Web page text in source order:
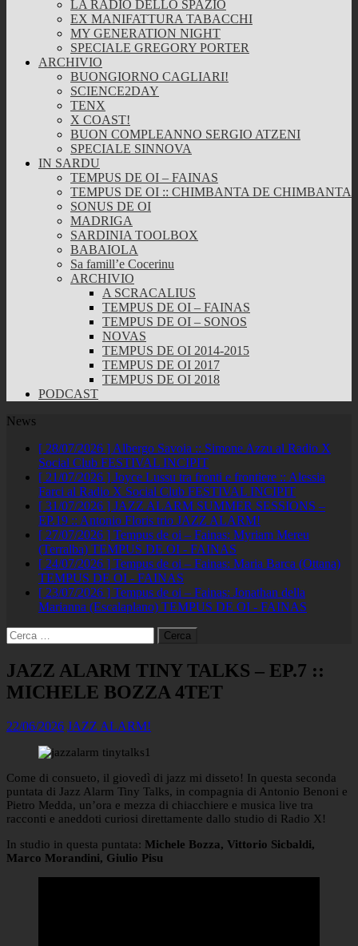
LA RADIO DELLO SPAZIO
EX MANIFATTURA TABACCHI
MY GENERATION NIGHT
SPECIALE GREGORY PORTER
ARCHIVIO
BUONGIORNO CAGLIARI!
SCIENCE2DAY
TENX
X COAST!
BUON COMPLEANNO SERGIO ATZENI
SPECIALE SINNOVA
IN SARDU
TEMPUS DE OI – FAINAS
TEMPUS DE OI :: CHIMBANTA DE CHIMBANTA
SONUS DE OI
MADRIGA
SARDINIA TOOLBOX
BABAIOLA
Sa famill’e Cocerinu
ARCHIVIO
A SCRACALIUS
TEMPUS DE OI – FAINAS
TEMPUS DE OI – SONOS
NOVAS
TEMPUS DE OI 2014-2015
TEMPUS DE OI 2017
TEMPUS DE OI 2018
PODCAST
News
[ 28/07/2026 ] Albergo Savoia :: Simone Azzu al Radio X
Social Club FESTIVAL INCIPIT
[ 21/07/2026 ] Joyce Lussu tra fronti e frontiere :: Alessia
Farci al Radio X Social Club FESTIVAL INCIPIT
[ 31/07/2026 ] JAZZ ALARM SUMMER SESSIONS –
EP.19 :: Antonio Floris trio JAZZ ALARM!
[ 27/07/2026 ] Tempus de oi – Fainas: Myriam Mereu
(Terralba) TEMPUS DE OI - FAINAS
[ 24/07/2026 ] Tempus de oi – Fainas: Maria Barca (Ottana)
TEMPUS DE OI - FAINAS
[ 23/07/2026 ] Tempus de oi – Fainas: Jonathan della
Marianna (Escalaplano) TEMPUS DE OI - FAINAS
Ricerca
per:
JAZZ ALARM TINY TALKS – EP.7 ::
MICHELE BOZZA 4TET
22/06/2026 JAZZ ALARM!
Come di consueto, il giovedì di jazz mi disseto! In questa seconda
puntata di Jazz Alarm Tiny Talks, in compagnia di Antonio Benoni e
Pietro Medda, un’ora e mezza di chiacchiere e musica live tra
racconti e aneddoti curiosi direttamente dallo studio di Radio X!
In studio in questa puntata: Michele Bozza, Vittorio Sicbaldi,
Marco Morandini, Giulio Pisu